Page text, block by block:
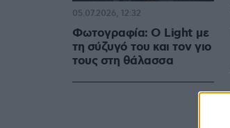
Φωτογραφία: O Light με
τη σύζυγό του και τον γιο
τους στη θάλασσα
05.07.2026, 12:32